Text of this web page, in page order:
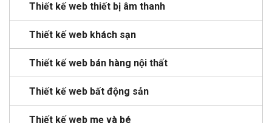
Thiết kế web thiết bị âm thanh
Thiết kế web khách sạn
Thiết kế web bán hàng nội thất
Thiết kế web bất động sản
Thiết kế web mẹ và bé